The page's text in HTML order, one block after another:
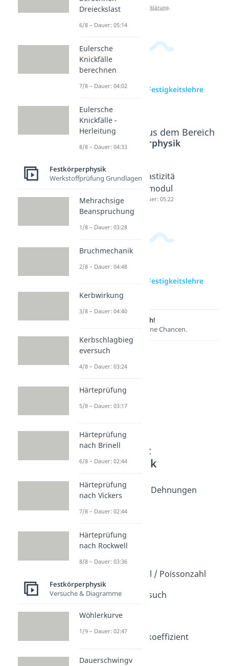
Datenschutzerklärung.
zur Videoseite: Intro Festigkeitslehre
Beliebte Inhalte aus dem Bereich
Festkörperphysik
Dehnung
Dauer: 04:29
Bruchde
Dauer: 02:12
Elastizitä
tsmodul
Dauer: 05:22
zur Videoseite: Intro Festigkeitslehre
Dehnungen
Lernen lohnt sich!
Entdecke hier deine Chancen.
Weitere Inhalte:
Festkörperphysik
Intro Festigkeitslehre Dehnungen
Dauer: 00:44
Dehnungen
Bruchdehnungen
Dauer: 02:12
Dauer: 05:22
Querkontraktionszahl / Poissonzahl
Dauer: 02:21
Zug- und Torsionsversuch
Hookesche Gerade
Wärmeausdehnungskoeffizient
Streckgrenze
Dreieckslast
6/8 – Dauer: 05:14
Eulersche
Knickfälle
berechnen
7/8 – Dauer: 04:02
Eulersche
Knickfälle -
Herleitung
8/8 – Dauer: 04:33
Festkörperphysik
Werkstoffprüfung Grundlagen
Mehrachsige
Beanspruchung
1/8 – Dauer: 03:28
Bruchmechanik
2/8 – Dauer: 04:48
Kerbwirkung
3/8 – Dauer: 04:40
Kerbschlagbieg
eversuch
4/8 – Dauer: 03:24
Härteprüfung
5/8 – Dauer: 03:17
Härteprüfung
nach Brinell
6/8 – Dauer: 02:44
Härteprüfung
nach Vickers
7/8 – Dauer: 02:44
Härteprüfung
nach Rockwell
8/8 – Dauer: 03:36
Festkörperphysik
Versuche & Diagramme
Wöhlerkurve
1/9 – Dauer: 02:47
Dauerschwingv